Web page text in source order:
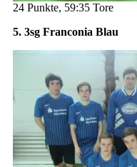
24 Punkte, 59:35 Tore
5. 3sg Franconia Blau